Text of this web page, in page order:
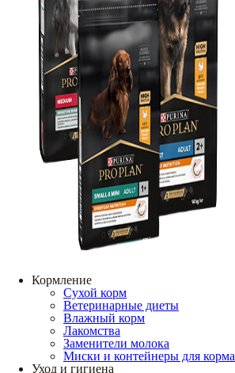
Кормление
Сухой корм
Ветеринарные диеты
Влажный корм
Лакомства
Заменители молока
Миски и контейнеры для корма
Уход и гигиена